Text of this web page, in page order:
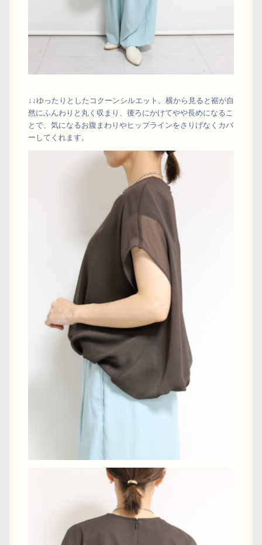
↓↓ゆったりとしたコクーンシルエット。横から見ると裾が自
然にふんわりと丸く収まり、後ろにかけてやや長めになるこ
とで、気になるお腹まわりやヒップラインをさりげなくカバ
ーしてくれます。